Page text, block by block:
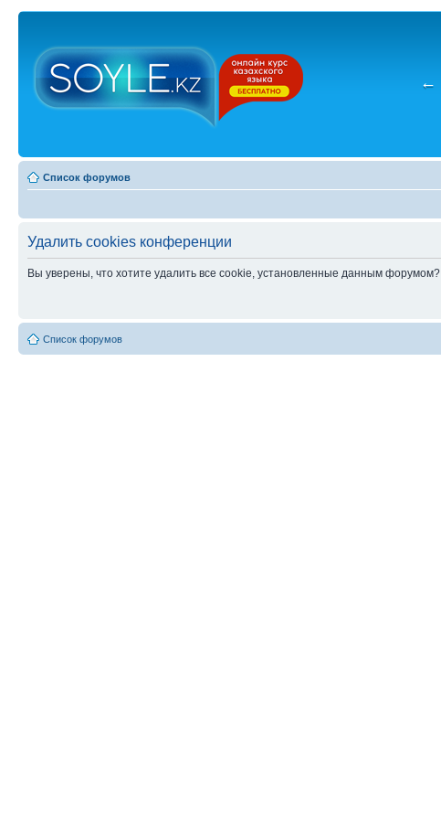
←
Список форумов
Удалить cookies конференции
Вы уверены, что хотите удалить все cookie, установленные данным форумом?
Список форумов